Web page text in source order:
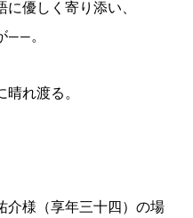
優しく寄り添い、
――。
れ渡る。
介様（享年三十四）の場